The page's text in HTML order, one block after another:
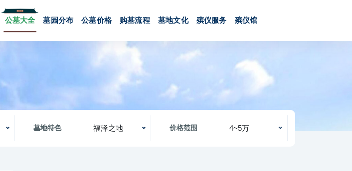
公墓大全 墓园分布 公墓价格 购墓流程 墓地文化 殡仪服务 殡仪馆
墓地特色 福泽之地 价格范围 4~5万